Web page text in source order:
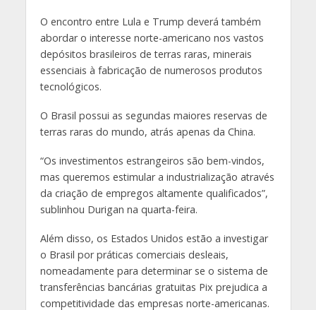
O encontro entre Lula e Trump deverá também
abordar o interesse norte-americano nos vastos
depósitos brasileiros de terras raras, minerais
essenciais à fabricação de numerosos produtos
tecnológicos.
O Brasil possui as segundas maiores reservas de
terras raras do mundo, atrás apenas da China.
“Os investimentos estrangeiros são bem-vindos,
mas queremos estimular a industrialização através
da criação de empregos altamente qualificados”,
sublinhou Durigan na quarta-feira.
Além disso, os Estados Unidos estão a investigar
o Brasil por práticas comerciais desleais,
nomeadamente para determinar se o sistema de
transferências bancárias gratuitas Pix prejudica a
competitividade das empresas norte-americanas.